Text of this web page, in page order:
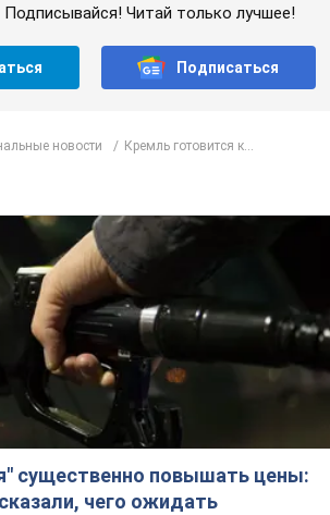
Читай только лучшее!
Подписаться
новости Кремль готовится к...
существенно повышать цены:
чего ожидать